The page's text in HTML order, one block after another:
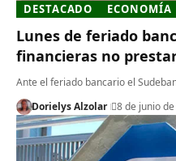
DESTACADO ECONOMÍA
Lunes de feriado
financieras no
Ante el feriado bancario el
Dorielys Alzolar
8 de junio